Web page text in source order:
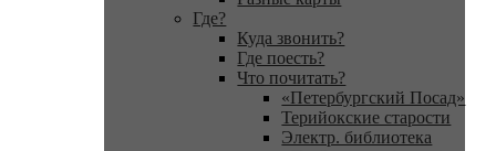
Где?
Куда звонить?
Где поесть?
Что почитать?
«Петербургский Посад»
Терийокские старости
Электр. библиотека